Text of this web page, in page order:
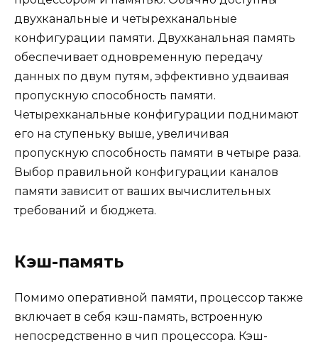
двухканальные и четырехканальные
конфигурации памяти. Двухканальная память
обеспечивает одновременную передачу
данных по двум путям, эффективно удваивая
пропускную способность памяти.
Четырехканальные конфигурации поднимают
его на ступеньку выше, увеличивая
пропускную способность памяти в четыре раза.
Выбор правильной конфигурации каналов
памяти зависит от ваших вычислительных
требований и бюджета.
Кэш-память
Помимо оперативной памяти, процессор также
включает в себя кэш-память, встроенную
непосредственно в чип процессора. Кэш-